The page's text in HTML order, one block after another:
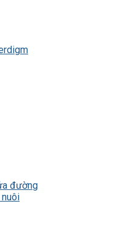
đường